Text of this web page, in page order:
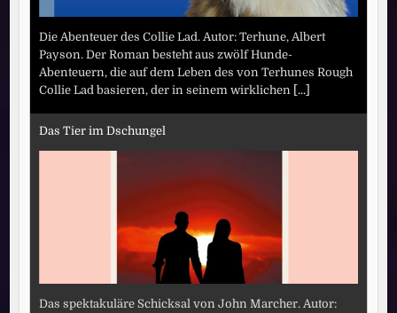
Die Abenteuer des Collie Lad. Autor: Terhune, Albert
Payson. Der Roman besteht aus zwölf Hunde-
Abenteuern, die auf dem Leben des von Terhunes Rough
Collie Lad basieren, der in seinem wirklichen [...]
Das Tier im Dschungel
Das spektakuläre Schicksal von John Marcher. Autor: